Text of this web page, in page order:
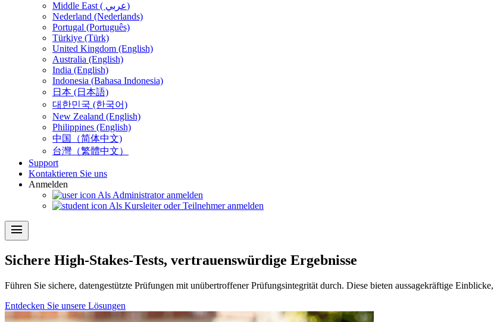
Middle East ( عربي)
Nederland (Nederlands)
Portugal (Português)
Türkiye (Türk)
United Kingdom (English)
Australia (English)
India (English)
Indonesia (Bahasa Indonesia)
日本 (日本語)
대한민국 (한국어)
New Zealand (English)
Philippines (English)
中国（简体中文)
台灣（繁體中文）
Support
Kontaktieren Sie uns
Anmelden
Als Administrator anmelden
Als Kursleiter oder Teilnehmer anmelden
menu
Sichere High-Stakes-Tests, vertrauenswürdige Ergebnisse
Führen Sie sichere, datengestützte Prüfungen mit unübertroffener Prüfungsintegrität durch. Diese bieten aussagekräftige
Entdecken Sie unsere Lösungen